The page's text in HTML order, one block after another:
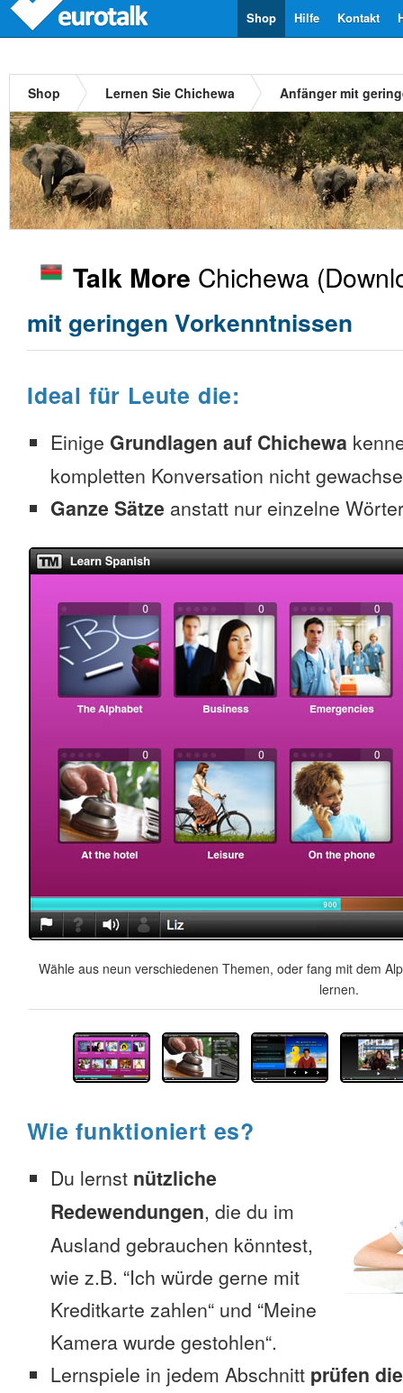
Kontakt
Hilfe
Shop
Shop Lernen Sie Chichewa Anfänger mit
Talk More Chichewa
mit geringen Vorkenntnissen
Ideal für Leute die:
Einige Grundlagen auf Chichewa
kompletten Konversation nicht
Ganze Sätze anstatt nur einzelne
Wähle aus neun verschiedenen Themen, oder fang mit dem
lernen.
Wie funktioniert es?
Du lernst nützliche
Redewendungen, die du im
Ausland gebrauchen könntest,
wie z.B. “Ich würde gerne mit
Kreditkarte zahlen“ und “Meine
Kamera wurde gestohlen“.
Lernspiele in jedem Abschnitt prüfen